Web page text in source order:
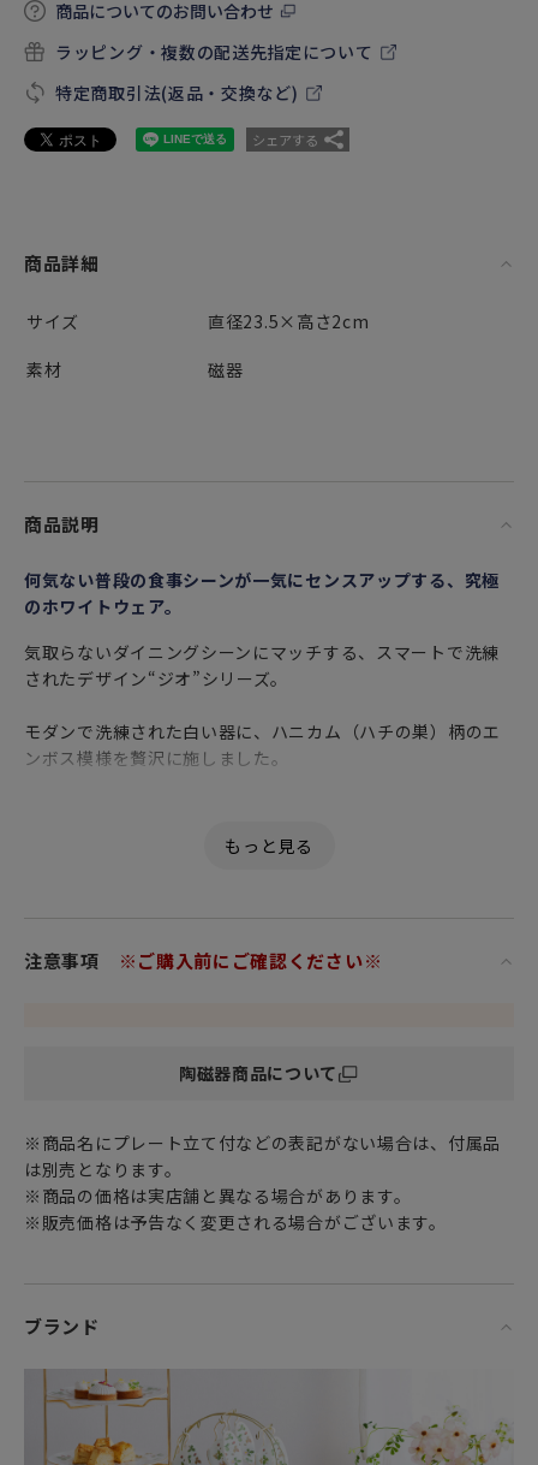
商品についてのお問い合わせ
ラッピング・複数の配送先指定について
特定商取引法(返品・交換など)
シェアする
商品詳細
サイズ
直径23.5×高さ2cm
素材
磁器
商品説明
何気ない普段の食事シーンが一気にセンスアップする、究極
のホワイトウェア。
気取らないダイニングシーンにマッチする、スマートで洗練
されたデザイン“ジオ”シリーズ。
モダンで洗練された白い器に、ハニカム（ハチの巣）柄のエ
ンボス模様を贅沢に施しました。
ウェアはお手持ちのアイテムとも合わせやすく、カジュアル
注意事項 ※ご購入前にご確認ください※
陶磁器商品について
※商品名にプレート立て付などの表記がない場合は、付属品
は別売となります。
※商品の価格は実店舗と異なる場合があります。
※販売価格は予告なく変更される場合がございます。
ブランド